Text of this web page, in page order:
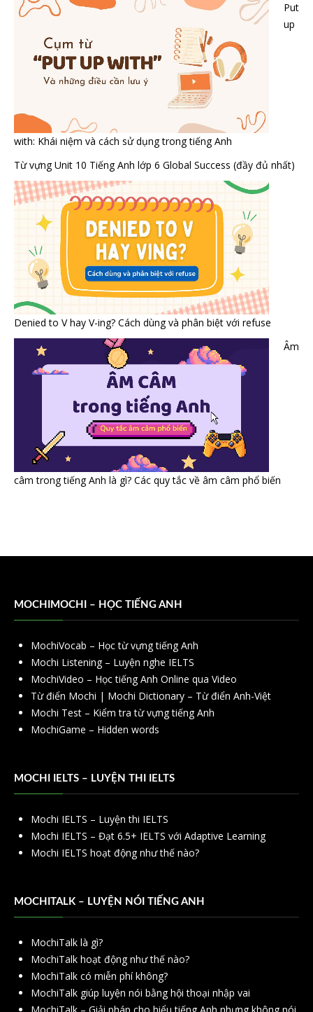
Put
up
with: Khái niệm và cách sử dụng trong tiếng Anh
Từ vựng Unit 10 Tiếng Anh lớp 6 Global Success (đầy đủ nhất)
Denied to V hay V-ing? Cách dùng và phân biệt với refuse
Âm
câm trong tiếng Anh là gì? Các quy tắc về âm câm phổ biến
MOCHIMOCHI – HỌC TIẾNG ANH
MochiVocab – Học từ vựng tiếng Anh
Mochi Listening – Luyện nghe IELTS
MochiVideo – Học tiếng Anh Online qua Video
Từ điển Mochi | Mochi Dictionary – Từ điển Anh-Việt
Mochi Test – Kiểm tra từ vựng tiếng Anh
MochiGame – Hidden words
MOCHI IELTS – LUYỆN THI IELTS
Mochi IELTS – Luyện thi IELTS
Mochi IELTS – Đạt 6.5+ IELTS với Adaptive Learning
Mochi IELTS hoạt động như thế nào?
MOCHITALK – LUYỆN NÓI TIẾNG ANH
MochiTalk là gì?
MochiTalk hoạt động như thế nào?
MochiTalk có miễn phí không?
MochiTalk giúp luyện nói bằng hội thoại nhập vai